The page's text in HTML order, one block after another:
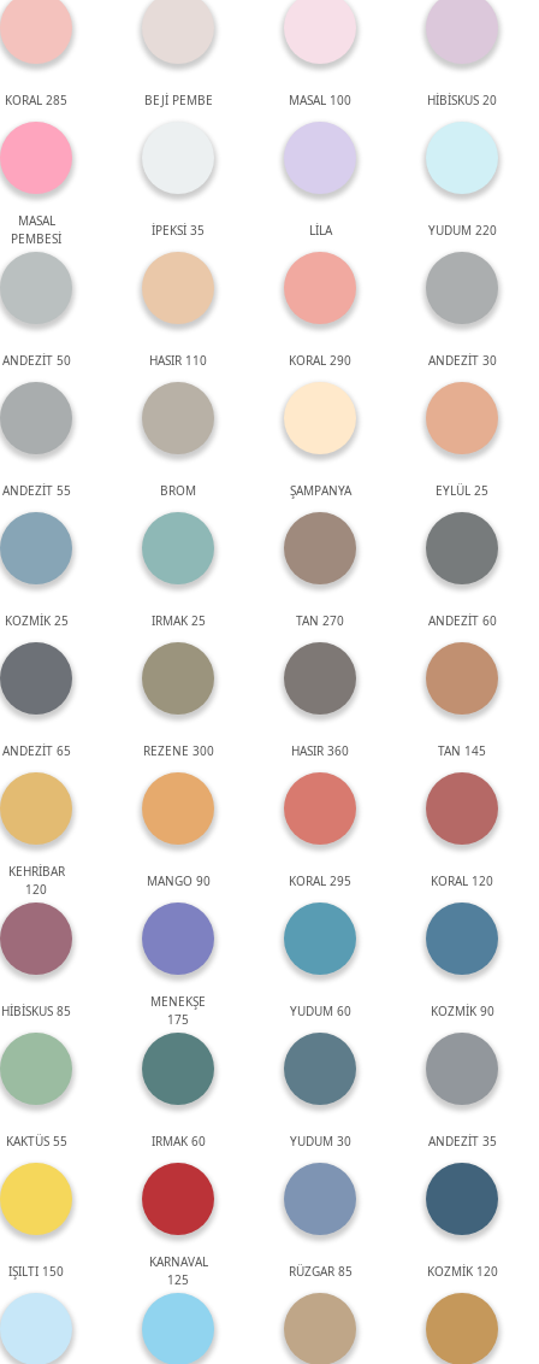
KORAL 285 BEJİ PEMBE MASAL 100 HİBİSKUS 20
MASAL
PEMBESİ
İPEKSİ 35 LİLA YUDUM 220
ANDEZİT 50 HASIR 110 KORAL 290 ANDEZİT 30
ANDEZİT 55 BROM ŞAMPANYA EYLÜL 25
KOZMİK 25 IRMAK 25 TAN 270 ANDEZİT 60
ANDEZİT 65 REZENE 300 HASIR 360 TAN 145
KEHRİBAR
120
MANGO 90 KORAL 295 KORAL 120
HİBİSKUS 85
MENEKŞE
175
YUDUM 60 KOZMİK 90
KAKTÜS 55 IRMAK 60 YUDUM 30 ANDEZİT 35
IŞILTI 150
KARNAVAL
125
RÜZGAR 85 KOZMİK 120